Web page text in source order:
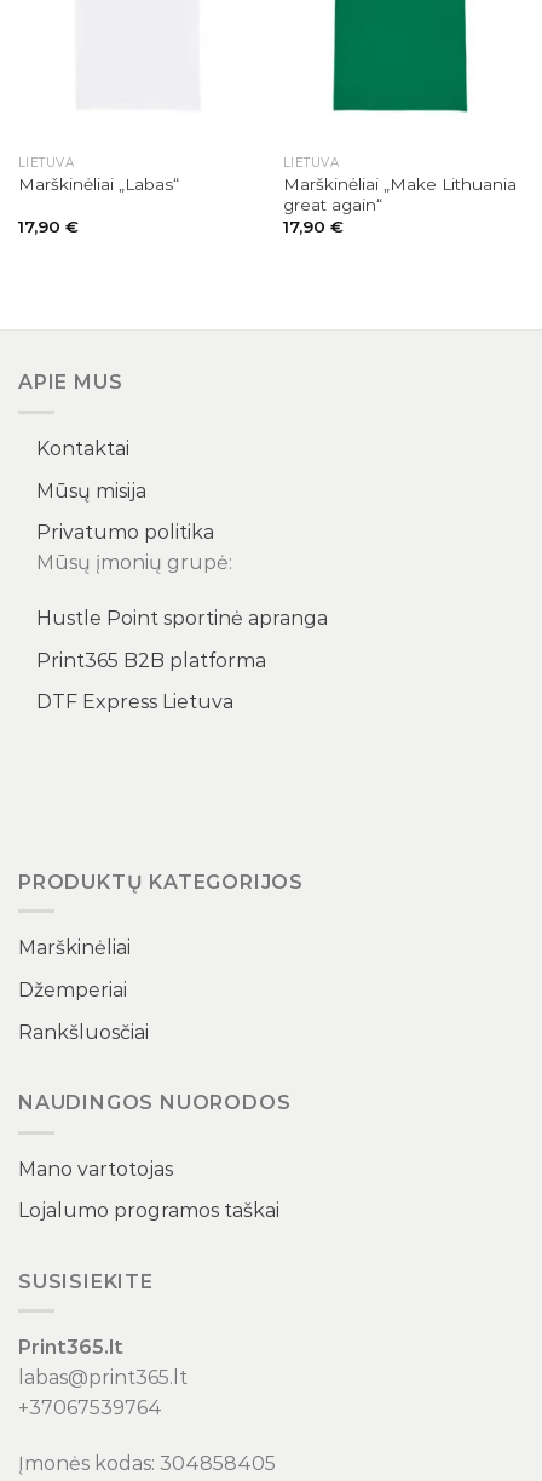
LIETUVA
Marškinėliai „Labas“
17,90 €
LIETUVA
Marškinėliai „Make Lithuania
great again“
17,90 €
APIE MUS
Kontaktai
Mūsų misija
Privatumo politika
Mūsų įmonių grupė:
Hustle Point sportinė apranga
Print365 B2B platforma
DTF Express Lietuva
PRODUKTŲ KATEGORIJOS
Marškinėliai
Džemperiai
Rankšluosčiai
NAUDINGOS NUORODOS
Mano vartotojas
Lojalumo programos taškai
SUSISIEKITE
Print365.lt
labas@print365.lt
+37067539764
Įmonės kodas: 304858405